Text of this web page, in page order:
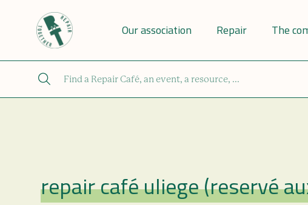
Our association Repair The
Repair Café
repair café uliege (reservé